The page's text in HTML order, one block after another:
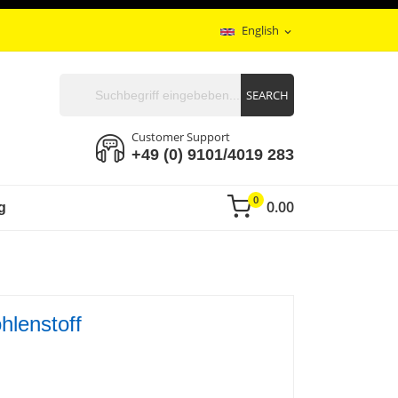
English expand_more
0.00
0
SEARCH
Customer Support
+49 (0) 9101/4019 283